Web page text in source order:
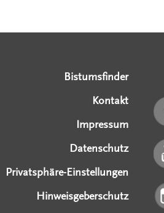
Bistumsfinder
Kontakt
Impressum
Datenschutz
Privatsphäre-Einstellungen
Hinweisgeberschutz